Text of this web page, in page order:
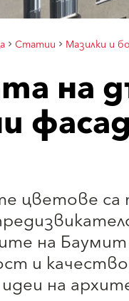
Статии Мазилки и
на
цветове са
на
и
на